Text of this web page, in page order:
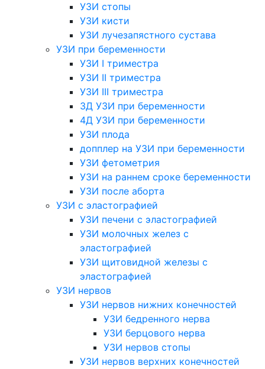
УЗИ стопы
УЗИ кисти
УЗИ лучезапястного сустава
УЗИ при беременности
УЗИ I триместра
УЗИ II триместра
УЗИ III триместра
3Д УЗИ при беременности
4Д УЗИ при беременности
УЗИ плода
допплер на УЗИ при беременности
УЗИ фетометрия
УЗИ на раннем сроке беременности
УЗИ после аборта
УЗИ с эластографией
УЗИ печени с эластографией
УЗИ молочных желез с
эластографией
УЗИ щитовидной железы с
эластографией
УЗИ нервов
УЗИ нервов нижних конечностей
УЗИ бедренного нерва
УЗИ берцового нерва
УЗИ нервов стопы
УЗИ нервов верхних конечностей